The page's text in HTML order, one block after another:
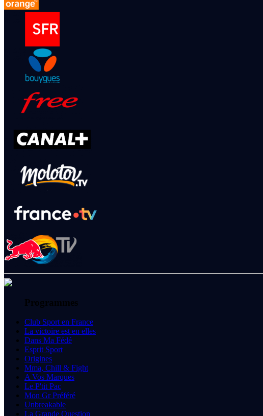
Programmes
Club Sport en France
La victoire est en elles
Dans Ma Fédé
Esprit Sport
Origines
Mma, Chill & Fight
A Vos Marques
Le P'tit Pac
Mon Gr Préféré
Unbreakable
La Grande Question